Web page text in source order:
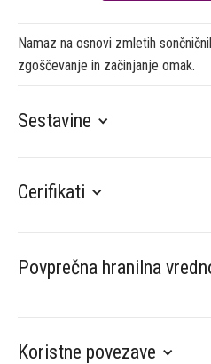
Namaz na osnovi zmletih
zgoščevanje in začinjanje omak.
Sestavine
Cerifikati
Povprečna hranilna
Koristne povezave